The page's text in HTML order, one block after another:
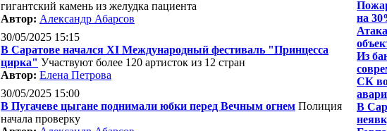
гигантский камень из желудка пациента
Автор: Александр Абарсов
30/05/2025 15:15
В Саратове начался XI Международный фестиваль "Принцесса
цирка" Участвуют более 120 артисток из 12 стран
Автор: Елена Петрова
30/05/2025 15:00
В Пугачеве цыгане поднимали юбки перед Вечным огнем Полиция
начала проверку
на
Из
СК
В